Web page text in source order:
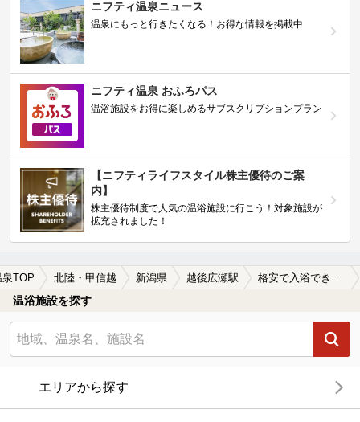
ニフティ温泉ニュース
温泉にもっと行きたくなる！お得な情報を掲載中
ニフティ温泉 おふろパス
温浴施設をお得に楽しめるサブスクリプションプラン
【ニフティライフスタイル株主優待のご案
内】
株主優待制度で人気の温浴施設に行こう！対象施設が
拡充されました！
泉TOP 北陸・甲信越 新潟県 越後広瀬駅 格安で入浴できる越後広瀬駅近くの温泉、日帰り温泉、スーパー銭湯おすすめ
温浴施設を探す
エリアから探す